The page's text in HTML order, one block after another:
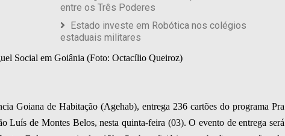
entre os Três Poderes
Estado investe em Robótica nos colégios
estaduais militares
Social em Goiânia (Foto: Octacílio Queiroz)
Goiana de Habitação (Agehab), entrega 236 cartões do programa Pra
Luís de Montes Belos, nesta quinta-feira (03). O evento de entrega será